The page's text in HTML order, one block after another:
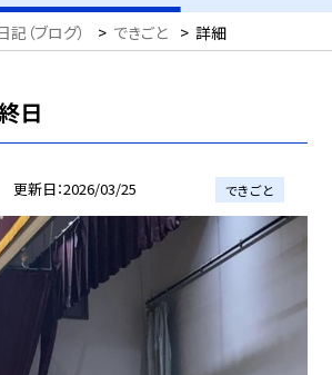
（ブログ） > できごと > 詳細
日
更新日 2026/03/25 できごと